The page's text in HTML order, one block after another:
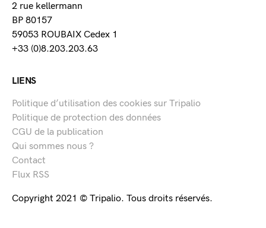
2 rue kellermann
BP 80157
59053 ROUBAIX Cedex 1
+33 (0)8.203.203.63
LIENS
Politique d’utilisation des cookies sur Tripalio
Politique de protection des données
CGU de la publication
Qui sommes nous ?
Contact
Flux RSS
Copyright 2021 © Tripalio. Tous droits réservés.